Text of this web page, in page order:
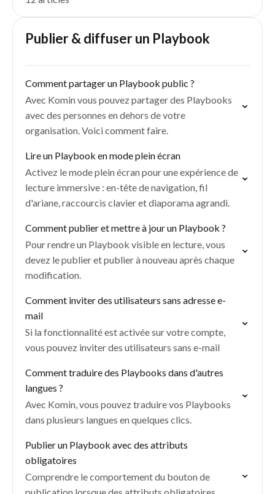
Publier & diffuser un Playbook
Comment partager un Playbook public ?
Avec Komin vous pouvez partager des Playbooks
avec des personnes en dehors de votre
organisation. Voici comment faire.
Lire un Playbook en mode plein écran
Activez le mode plein écran pour une expérience de
lecture immersive : en-tête de navigation, fil
d'ariane, raccourcis clavier et diaporama agrandi.
Comment publier et mettre à jour un Playbook ?
Pour rendre un Playbook visible en lecture, vous
devez le publier et publier à nouveau après chaque
modification.
Comment inviter des utilisateurs sans adresse e-
mail
Si la fonctionnalité est activée sur votre compte,
vous pouvez inviter des utilisateurs sans e-mail
Comment traduire des Playbooks dans d'autres
langues ?
Avec Komin, vous pouvez traduire vos Playbooks
dans plusieurs langues en quelques clics.
Publier un Playbook avec des attributs
obligatoires
Comprendre le comportement du bouton de